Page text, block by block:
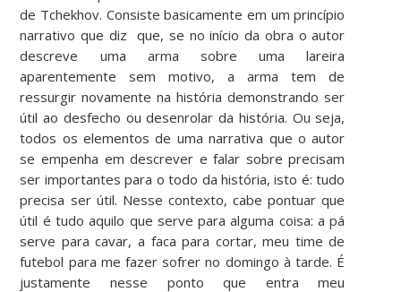
de Tchekhov. Consiste basicamente em um princípio
narrativo que diz que, se no início da obra o autor
descreve uma arma sobre uma lareira
aparentemente sem motivo, a arma tem de
ressurgir novamente na história demonstrando ser
útil ao desfecho ou desenrolar da história. Ou seja,
todos os elementos de uma narrativa que o autor
se empenha em descrever e falar sobre precisam
ser importantes para o todo da história, isto é: tudo
precisa ser útil. Nesse contexto, cabe pontuar que
útil é tudo aquilo que serve para alguma coisa: a pá
serve para cavar, a faca para cortar, meu time de
futebol para me fazer sofrer no domingo à tarde. É
justamente nesse ponto que entra meu